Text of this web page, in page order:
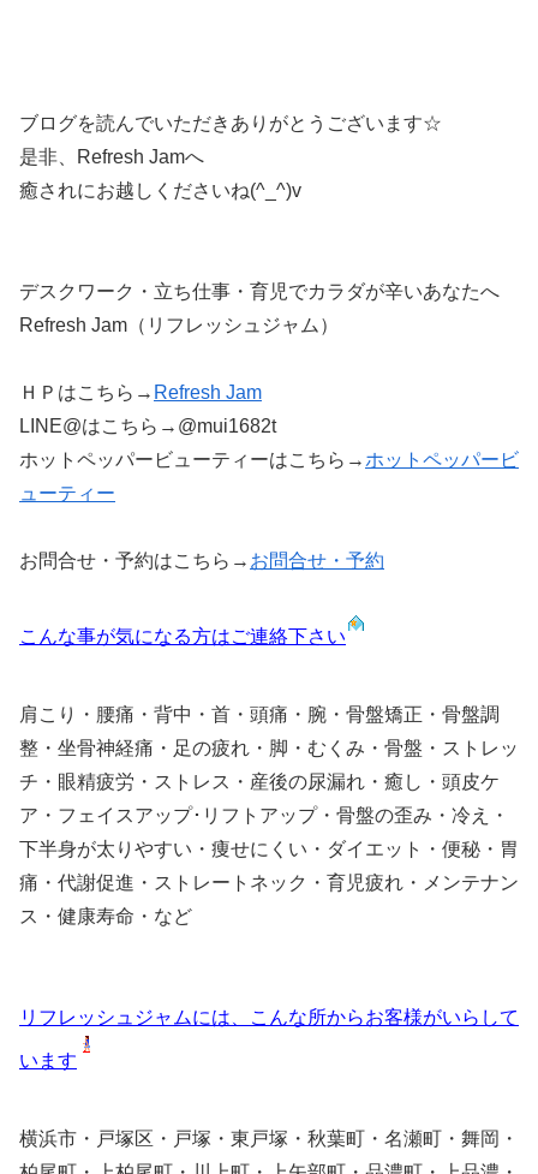
ブログを読んでいただきありがとうございます☆
是非、Refresh Jamへ
癒されにお越しくださいね(^_^)v
デスクワーク・立ち仕事・育児でカラダが辛いあなたへ
Refresh Jam（リフレッシュジャム）
ＨＰはこちら→ Refresh Jam
LINE@はこちら→@mui1682t
ホットペッパービューティーはこちら→ ホットペッパービ
ューティー
お問合せ・予約はこちら→ お問合せ・予約
こんな事が気になる方はご連絡下さい
肩こり・腰痛・背中・首・頭痛・腕・骨盤矯正・骨盤調
整・坐骨神経痛・足の疲れ・脚・むくみ・骨盤・ストレッ
チ・眼精疲労・ストレス・産後の尿漏れ・癒し・頭皮ケ
ア・フェイスアップ･リフトアップ・骨盤の歪み・冷え・
下半身が太りやすい・痩せにくい・ダイエット・便秘・胃
痛・代謝促進・ストレートネック・育児疲れ・メンテナン
ス・健康寿命・など
リフレッシュジャムには、こんな所からお客様がいらして
います
横浜市・戸塚区・戸塚・東戸塚・秋葉町・名瀬町・舞岡・